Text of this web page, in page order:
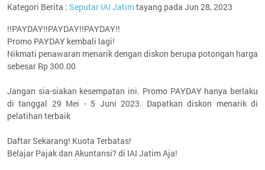
Kategori Berita : Seputar IAI Jatimtayang pada Jun 28, 2023
!!PAYDAY!!PAYDAY!!PAYDAY!!
Promo PAYDAY kembali lagi!
Nikmati penawaran menarik dengan diskon berupa potongan harga
sebesar Rp 300.00
Jangan sia-siakan kesempatan ini. Promo PAYDAY hanya berlaku
di tanggal 29 Mei - 5 Juni 2023. Dapatkan diskon menarik di
pelatihan terbaik
Daftar Sekarang! Kuota Terbatas!
Belajar Pajak dan Akuntansi? di IAI Jatim Aja!